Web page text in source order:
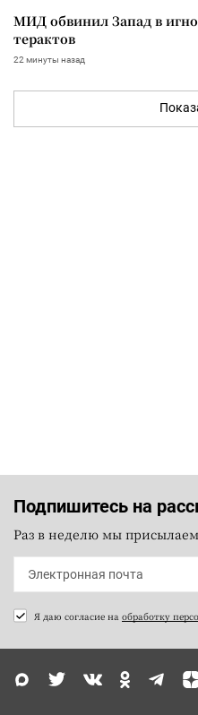
МИД обвинил Запад в
терактов
22 минуты назад
Подпишитесь на
Раз в неделю мы
Я даю согласие на обработку